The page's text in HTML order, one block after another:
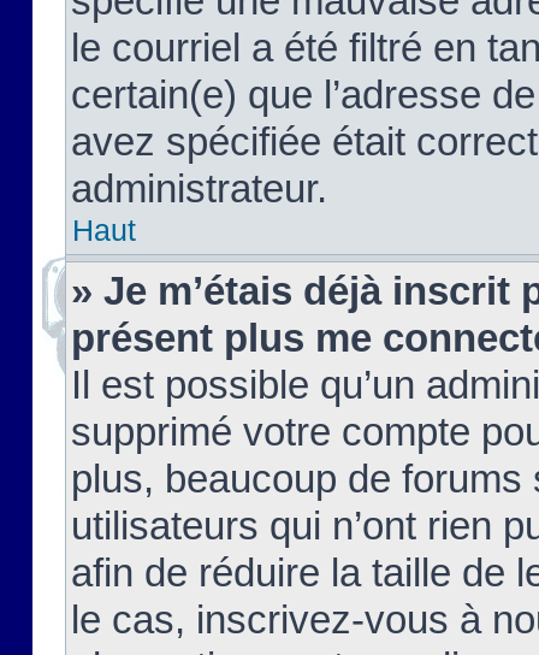
le courriel a été filtré en
certain(e) que l’adresse
avez spécifiée était
administrateur.
Haut
» Je m’étais déjà inscrit
présent plus me
Il est possible qu’un
supprimé votre compte
plus, beaucoup de
utilisateurs qui n’ont rien
afin de réduire la taille de
le cas, inscrivez-vous à